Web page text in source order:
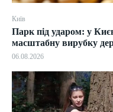
Київ
Парк під ударом: у
масштабну вирубку
06.08.2026